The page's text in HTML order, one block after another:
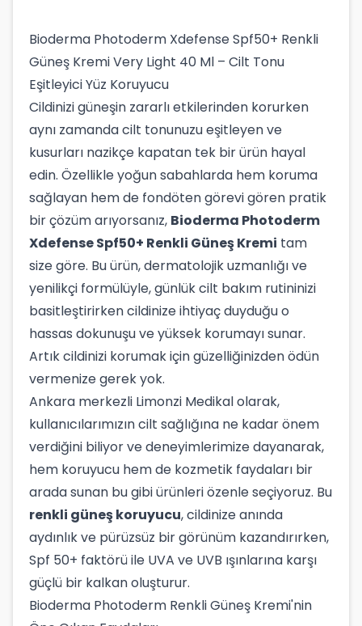
Bioderma Photoderm Xdefense Spf50+ Renkli
Güneş Kremi Very Light 40 Ml – Cilt Tonu
Eşitleyici Yüz Koruyucu
Cildinizi güneşin zararlı etkilerinden korurken
aynı zamanda cilt tonunuzu eşitleyen ve
kusurları nazikçe kapatan tek bir ürün hayal
edin. Özellikle yoğun sabahlarda hem koruma
sağlayan hem de fondöten görevi gören pratik
bir çözüm arıyorsanız, Bioderma Photoderm
Xdefense Spf50+ Renkli Güneş Kremi tam
size göre. Bu ürün, dermatolojik uzmanlığı ve
yenilikçi formülüyle, günlük cilt bakım rutininizi
basitleştirirken cildinize ihtiyaç duyduğu o
hassas dokunuşu ve yüksek korumayı sunar.
Artık cildinizi korumak için güzelliğinizden ödün
vermenize gerek yok.
Ankara merkezli Limonzi Medikal olarak,
kullanıcılarımızın cilt sağlığına ne kadar önem
verdiğini biliyor ve deneyimlerimize dayanarak,
hem koruyucu hem de kozmetik faydaları bir
arada sunan bu gibi ürünleri özenle seçiyoruz. Bu
renkli güneş koruyucu, cildinize anında
aydınlık ve pürüzsüz bir görünüm kazandırırken,
Spf 50+ faktörü ile UVA ve UVB ışınlarına karşı
güçlü bir kalkan oluşturur.
Bioderma Photoderm Renkli Güneş Kremi'nin